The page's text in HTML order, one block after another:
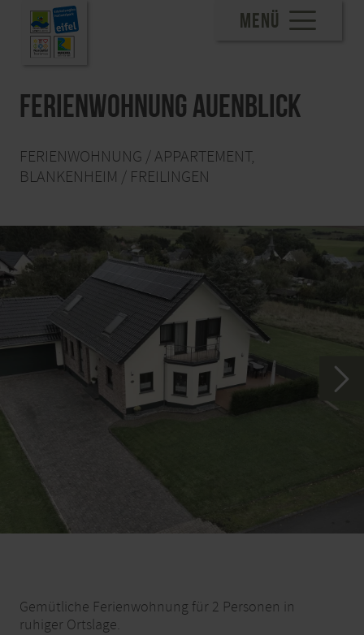
MENÜ
Ferienwohnung Auenblick
FERIENWOHNUNG / APPARTEMENT,
BLANKENHEIM / FREILINGEN
Gemütliche Ferienwohnung für 2 Personen in
ruhiger Ortslage.